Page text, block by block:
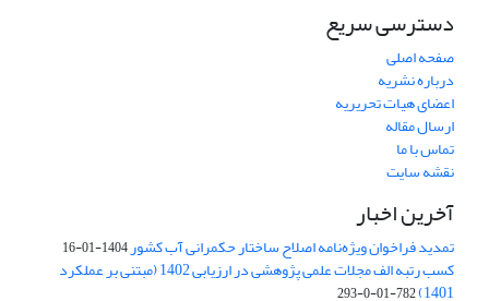
دسترسی سریع
صفحه اصلی
درباره نشریه
اعضای هیات تحریریه
ارسال مقاله
تماس با ما
نقشه سایت
آخرین اخبار
تمدید فراخوان ویژه‌نامه اصلاح ساختار حکمرانی آب کشور1404-01-16
کسب رتبه الف مجلات علمی پژوهشی در ارزیابی 1402 (مبتنی بر عملکرد
1401)
782-01-0-293